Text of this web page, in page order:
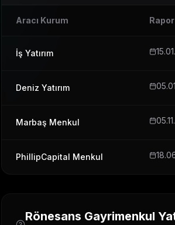
Aracı Kurum
İş Yatırım
Deniz Yatırım
Marbaş Menkul
PhillipCapital Menkul
Rönesans Gayrimenkul